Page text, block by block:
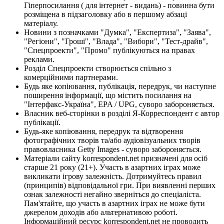
Гіперпосилання ( для інтернет - видань) - повинна бути
розміщена в підзаголовку або в першому абзаці
матеріалу.
Новини з позначками "Думка", "Експертиза", "Заява",
"Регіони", "Гроші", "Влада", "Вибори", "Тест-драйв",
"Спецпроекти", "Промо" публікуються на правах
реклами.
Розділ Спецпроекти створюється спільно з
комерційними партнерами.
Будь яке копіювання, публікація, передрук, чи наступне
поширення інформації, що містить посилання на
"Інтерфакс-Україна", EPA / UPG, суворо забороняється.
Власник веб-сторінки в розділі Я-Корреспондент є автор
публікації.
Будь-яке копіювання, передрук та відтворення
фотографічних творів та/або аудіовізуальних творів
правовласника Getty Images - суворо забороняється.
Матеріали сайту korrespondent.net призначені для осіб
старше 21 року (21+). Участь в азартних іграх може
викликати ігрову залежність. Дотримуйтесь правил
(принципів) відповідальної гри. При виявленні перших
ознак залежності негайно зверніться до спеціаліста.
Пам'ятайте, що участь в азартних іграх не може бути
джерелом доходів або альтернативою роботі.
Інформаційний ресурс korrespondent.net не проводить